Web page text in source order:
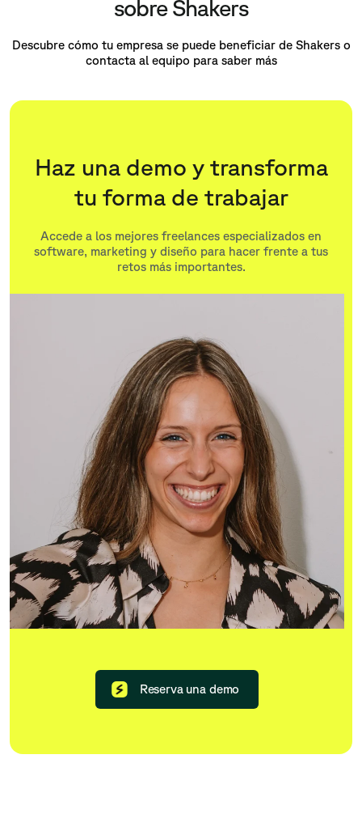
sobre Shakers
Descubre cómo tu empresa se puede beneficiar de Shakers o
contacta al equipo para saber más
Haz una demo y transforma
tu forma de trabajar
Accede a los mejores freelances especializados en
software, marketing y diseño para hacer frente a tus
retos más importantes.
Reserva una demo